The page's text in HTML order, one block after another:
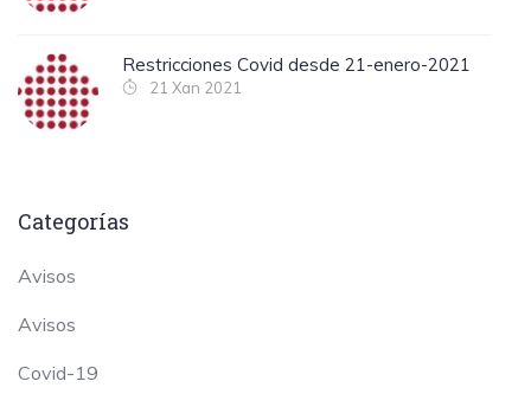
Restricciones Covid desde 21-enero-2021
21 Xan 2021
Categorías
Avisos
Avisos
Covid-19